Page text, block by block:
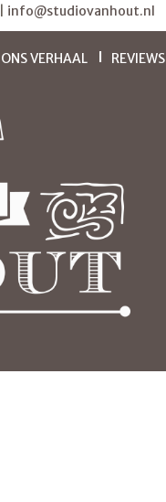
info@studiovanhout.nl
ONS VERHAAL REVIEWS